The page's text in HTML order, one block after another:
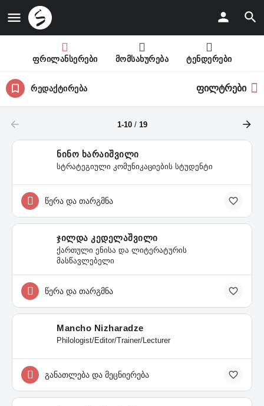
ფრილანსერები მომსახურება ტენდერები
რედაქტირება ფილტრები
1-10/ 19
ნინო ხარაიშვილი
სტრატეგიული კომუნიკაციების სტუდენტი
წერა და თარგმნა
ჯილდა კედელაშვილი
ქართული ენისა და ლიტერატურის
მასწავლებელი
წერა და თარგმნა
Mancho Nizharadze
Philologist/Editor/Trainer/Lecturer
განათლება და მეცნიერება